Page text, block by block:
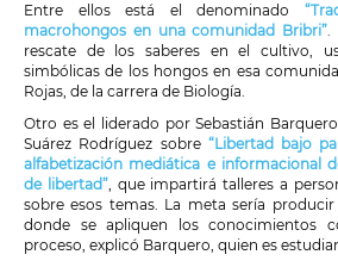
Entre ellos está el denominado
macrohongos en una comunidad Bribri”.
rescate de los saberes en el cultivo,
simbólicas de los hongos en esa
Rojas, de la carrera de Biología.
Otro es el liderado por Sebastián
Suárez Rodríguez sobre“Libertad bajo
alfabetización mediática e informacional
de libertad”, que impartirá talleres a
sobre esos temas. La meta sería
donde se apliquen los conocimientos
proceso, explicó Barquero, quien es